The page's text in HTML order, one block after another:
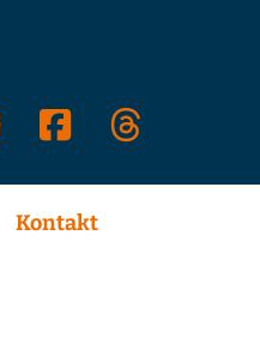
Kontakt